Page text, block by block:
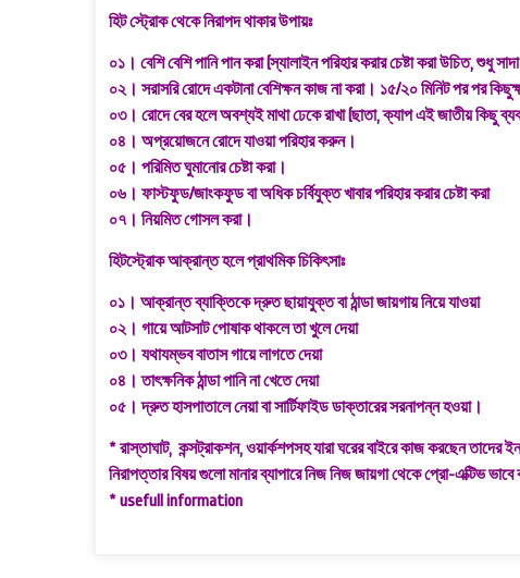
হিট স্ট্রোক থেকে নিরাপদ থাকার উপায়ঃ
০১। বেশি বেশি পানি পান করা (স্যালাইন পরিহার করার চেষ্টা করা উচিত, শুধু
০২। সরাসরি রোদে একটানা বেশিক্ষন কাজ না করা। ১৫/২০ মিনিট পর পর
০৩। রোদে বের হলে অবশ্যই মাথা ঢেকে রাখা (ছাতা, ক্যাপ এই জাতীয় কিছু
০৪। অপ্রয়োজনে রোদে যাওয়া পরিহার করুন।
০৫। পরিমিত ঘুমানোর চেষ্টা করা।
০৬। ফাস্টফুড/জাংকফুড বা অধিক চর্বিযুক্ত খাবার পরিহার করার চেষ্টা করা
০৭। নিয়মিত গোসল করা।
হিটস্ট্রোক আক্রান্ত হলে প্রাথমিক চিকিৎসাঃ
০১। আক্রান্ত ব্যাক্তিকে দ্রুত ছায়াযুক্ত বা ঠান্ডা জায়গায় নিয়ে যাওয়া
০২। গায়ে আটসাট পোষাক থাকলে তা খুলে দেয়া
০৩। যথাযম্ভব বাতাস গায়ে লাগতে দেয়া
০৪। তাৎক্ষনিক ঠান্ডা পানি না খেতে দেয়া
০৫। দ্রুত হাসপাতালে নেয়া বা সার্টিফাইড ডাক্তারের সরনাপন্ন হওয়া।
* রাস্তাঘাট, কন্সট্রাকশন, ওয়ার্কশপসহ যারা ঘরের বাইরে কাজ করছেন তাদের
নিরাপত্তার বিষয় গুলো মানার ব্যাপারে নিজ নিজ জায়গা থেকে প্রো-এক্টিভ
* usefull information